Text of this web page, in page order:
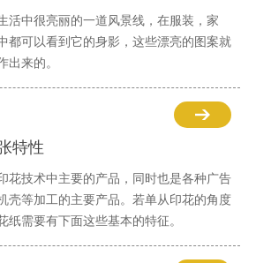
活中很亮丽的一道风景线，在服装，家
都可以看到它的身影，这些漂亮的图案就
出来的。
特性
花技术中主要的产品，同时也是各种广告
壳等加工的主要产品。若单从印花的角度
纸需要有下面这些基本的特征。